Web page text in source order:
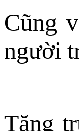
Cũng
người
Tăng